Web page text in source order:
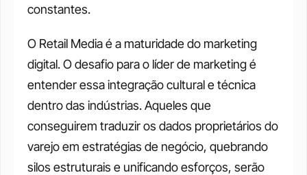
constantes.
O Retail Media é a maturidade do marketing
digital. O desafio para o líder de marketing é
entender essa integração cultural e técnica
dentro das indústrias. Aqueles que
conseguirem traduzir os dados proprietários do
varejo em estratégias de negócio, quebrando
silos estruturais e unificando esforços, serão